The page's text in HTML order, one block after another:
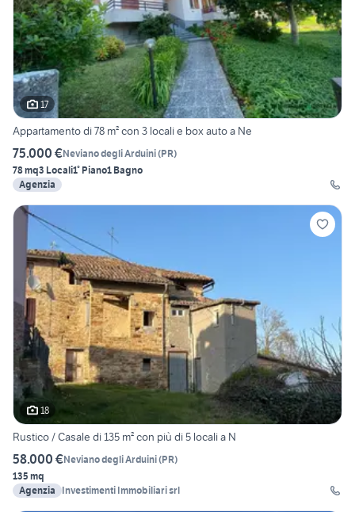
17
Appartamento di 78 m² con 3 locali e box auto a Ne
75.000 €Neviano degli Arduini(PR)
78 mq3 Locali1° Piano1 Bagno
Agenzia
18
Rustico / Casale di 135 m² con più di 5 locali a N
58.000 €Neviano degli Arduini(PR)
135 mq
Agenzia
Investimenti Immobiliari srl